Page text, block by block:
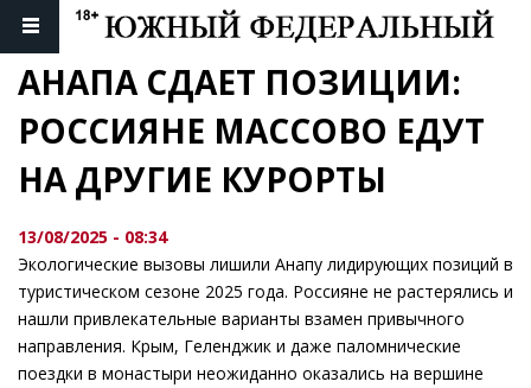
АНАПА СДАЕТ ПОЗИЦИИ:
РОССИЯНЕ МАССОВО ЕДУТ
НА ДРУГИЕ КУРОРТЫ
13/08/2025 - 08:34
Экологические вызовы лишили Анапу лидирующих позиций в
туристическом сезоне 2025 года. Россияне не растерялись и
нашли привлекательные варианты взамен привычного
направления. Крым, Геленджик и даже паломнические
поездки в монастыри неожиданно оказались на вершине